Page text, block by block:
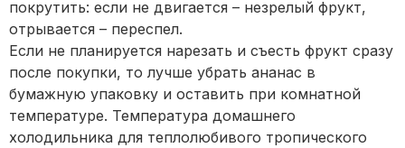
покрутить: если не двигается – незрелый фрукт,
отрывается – переспел.
Если не планируется нарезать и съесть фрукт сразу
после покупки, то лучше убрать ананас в
бумажную упаковку и оставить при комнатной
температуре. Температура домашнего
холодильника для теплолюбивого тропического